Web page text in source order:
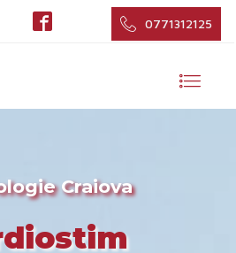
0771312125
Craiova